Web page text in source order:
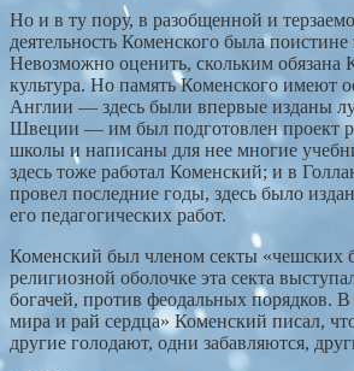
Но и в ту пору, в разобщенной и
деятельность Коменского была
Невозможно оценить, скольким обязана
культура. Но память Коменского имеют
Англии — здесь были впервые изданы
Швеции — им был подготовлен проект
школы и написаны для нее многие
здесь тоже работал Коменский; и в
провел последние годы, здесь было
его педагогических работ.
Коменский был членом секты «чешских
религиозной оболочке эта секта
богачей, против феодальных порядков.
мира и рай сердца» Коменский писал,
другие голодают, одни забавляются,